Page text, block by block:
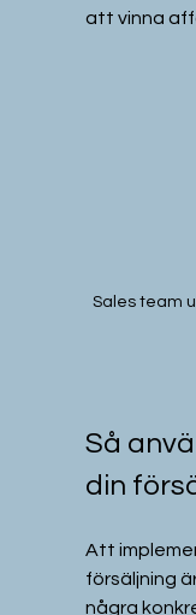
att vinna
Sales team
Så
din
Att
försäljning
några